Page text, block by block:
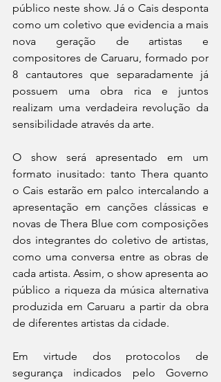
público neste show. Já o Cais desponta
como um coletivo que evidencia a mais
nova geração de artistas e
compositores de Caruaru, formado por
8 cantautores que separadamente já
possuem uma obra rica e juntos
realizam uma verdadeira revolução da
sensibilidade através da arte.
O show será apresentado em um
formato inusitado: tanto Thera quanto
o Cais estarão em palco intercalando a
apresentação em canções clássicas e
novas de Thera Blue com composições
dos integrantes do coletivo de artistas,
como uma conversa entre as obras de
cada artista. Assim, o show apresenta ao
público a riqueza da música alternativa
produzida em Caruaru a partir da obra
de diferentes artistas da cidade.
Em virtude dos protocolos de
segurança indicados pelo Governo